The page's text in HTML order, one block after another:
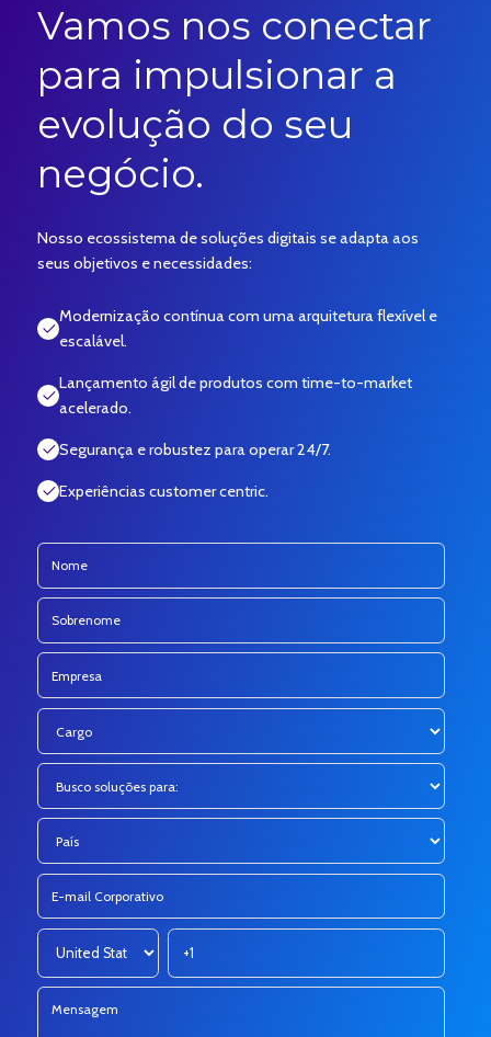
Vamos nos conectar
para impulsionar a
evolução do seu
negócio.
Nosso ecossistema de soluções digitais se adapta aos
seus objetivos e necessidades:
Modernização contínua com uma arquitetura flexível e
escalável.
Lançamento ágil de produtos com time-to-market
acelerado.
Segurança e robustez para operar 24/7.
Experiências customer centric.